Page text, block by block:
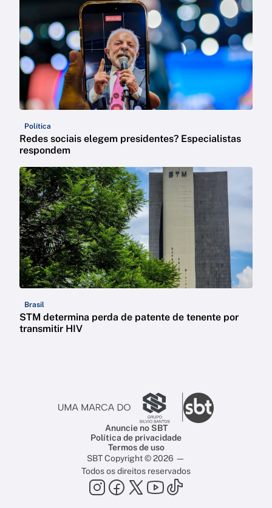
Política
Redes sociais elegem presidentes? Especialistas
respondem
Brasil
STM determina perda de patente de tenente por
transmitir HIV
Anuncie no SBT
Política de privacidade
Termos de uso
SBT Copyright © 2026 —
Todos os direitos reservados